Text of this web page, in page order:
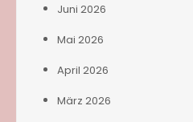
Juni 2026
Mai 2026
April 2026
März 2026